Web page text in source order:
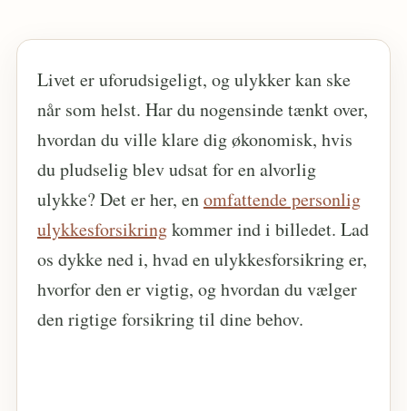
Livet er uforudsigeligt, og ulykker kan ske
når som helst. Har du nogensinde tænkt over,
hvordan du ville klare dig økonomisk, hvis
du pludselig blev udsat for en alvorlig
ulykke? Det er her, enomfattende personlig
ulykkesforsikringkommer ind i billedet. Lad
os dykke ned i, hvad en ulykkesforsikring er,
hvorfor den er vigtig, og hvordan du vælger
den rigtige forsikring til dine behov.